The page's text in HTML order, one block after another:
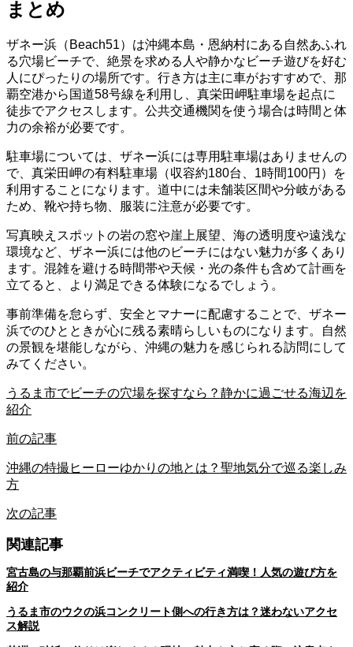
まとめ
ザネー浜（Beach51）は沖縄本島・恩納村にある自然あふれ
る穴場ビーチで、絶景を求める人や静かなビーチ遊びを好む
人にぴったりの場所です。行き方は主に車がおすすめで、那
覇空港から国道58号線を利用し、真栄田岬駐車場を起点に
徒歩でアクセスします。公共交通機関を使う場合は時間と体
力の余裕が必要です。
駐車場については、ザネー浜には専用駐車場はありませんの
で、真栄田岬の有料駐車場（収容約180台、1時間100円）を
利用することになります。道中には未舗装区間や分岐がある
ため、靴や持ち物、服装に注意が必要です。
写真映えスポットの岩の窓や崖上展望、海の透明度や遠浅な
環境など、ザネー浜には他のビーチにはない魅力が多くあり
ます。混雑を避ける時間帯や天候・光の条件も含めて計画を
立てると、より満足できる体験になるでしょう。
事前準備を怠らず、安全とマナーに配慮することで、ザネー
浜でのひとときが心に残る素晴らしいものになります。自然
の景観を堪能しながら、沖縄の魅力を感じられる訪問にして
みてください。
うるま市でビーチの穴場を探すなら？静かに過ごせる海辺を
紹介
前の記事
沖縄の特撮ヒーローゆかりの地とは？聖地気分で巡る楽しみ
方
次の記事
関連記事
宮古島の与那覇前浜ビーチでアクティビティ満喫！人気の遊び方を
紹介
うるま市のウクの浜コンクリート側への行き方は？迷わないアクセ
ス解説